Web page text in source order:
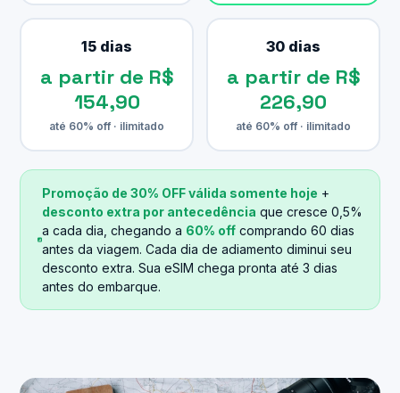
15 dias
a partir de R$
154,90
até 60% off · ilimitado
30 dias
a partir de R$
226,90
até 60% off · ilimitado
Promoção de 30% OFF válida somente hoje +
desconto extra por antecedência que cresce 0,5%
a cada dia, chegando a 60% off comprando 60 dias
antes da viagem. Cada dia de adiamento diminui seu
desconto extra. Sua eSIM chega pronta até 3 dias
antes do embarque.